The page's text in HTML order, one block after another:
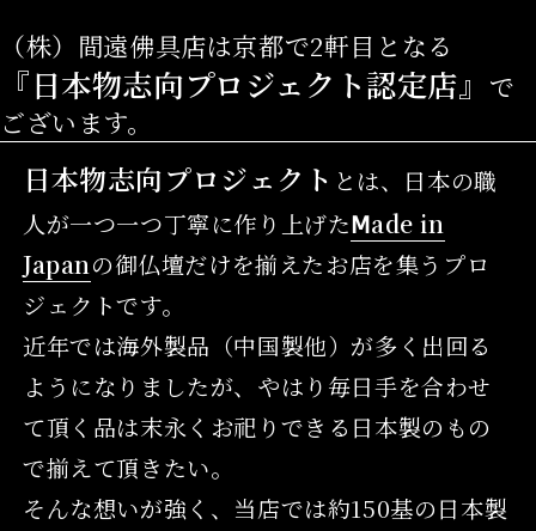
（株）間遠佛具店は京都で2軒目となる
『日本物志向プロジェクト認定店』 で
ございます。
日本物志向プロジェクト とは、日本の職
人が一つ一つ丁寧に作り上げたⅯade in
Japanの御仏壇だけを揃えたお店を集うプロ
ジェクトです。
近年では海外製品（中国製他）が多く出回る
ようになりましたが、やはり毎日手を合わせ
て頂く品は末永くお祀りできる日本製のもの
で揃えて頂きたい。
そんな想いが強く、当店では約150基の日本製